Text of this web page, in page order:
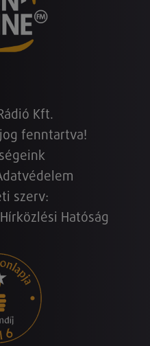
Kft.
fenntartva!
szerv:
Hatóság